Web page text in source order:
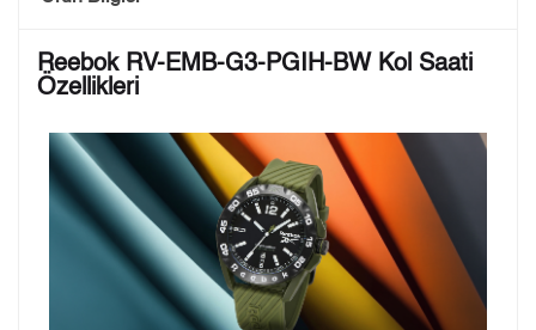
arka kapağına gravür tekniği ile formda belirtmiş
olduğunuz şekilde işlenecektir.
1. Satır
10
2. Satır
/ 10
Reebok RV-EMB-G3-PGIH-BW Kol Saati
Özellikleri